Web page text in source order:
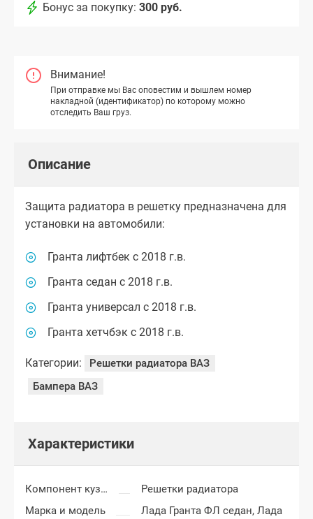
Бонус за покупку: 300 руб.
Внимание!
При отправке мы Вас оповестим и вышлем номер
накладной (идентификатор) по которому можно
отследить Ваш груз.
Описание
Защита радиатора в решетку предназначена для
установки на автомобили:
Гранта лифтбек с 2018 г.в.
Гранта седан с 2018 г.в.
Гранта универсал с 2018 г.в.
Гранта хетчбэк с 2018 г.в.
Категории:
Решетки радиатора ВАЗ
Бампера ВАЗ
Характеристики
Компонент кузова
Решетки радиатора
Марка и модель
Лада Гранта ФЛ седан,Лада